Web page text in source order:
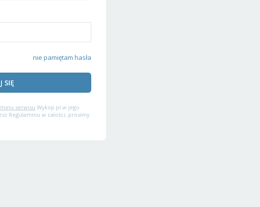
nie pamiętam hasła
SIĘ
serwisu Wykop.pl w jego
Regulaminu w całości, prosimy